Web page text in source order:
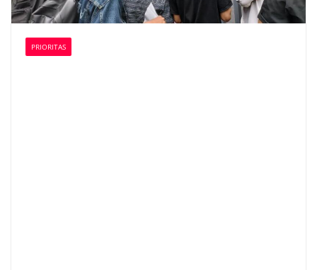
PRIORITAS